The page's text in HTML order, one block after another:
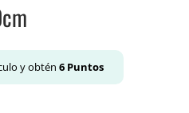
y obtén 6Puntos